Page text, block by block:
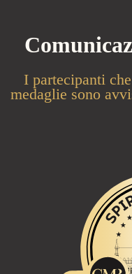
I partecipanti
medaglie sono